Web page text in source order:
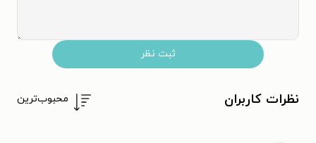
ثبت نظر
نظرات کاربران محبوب‌ترین